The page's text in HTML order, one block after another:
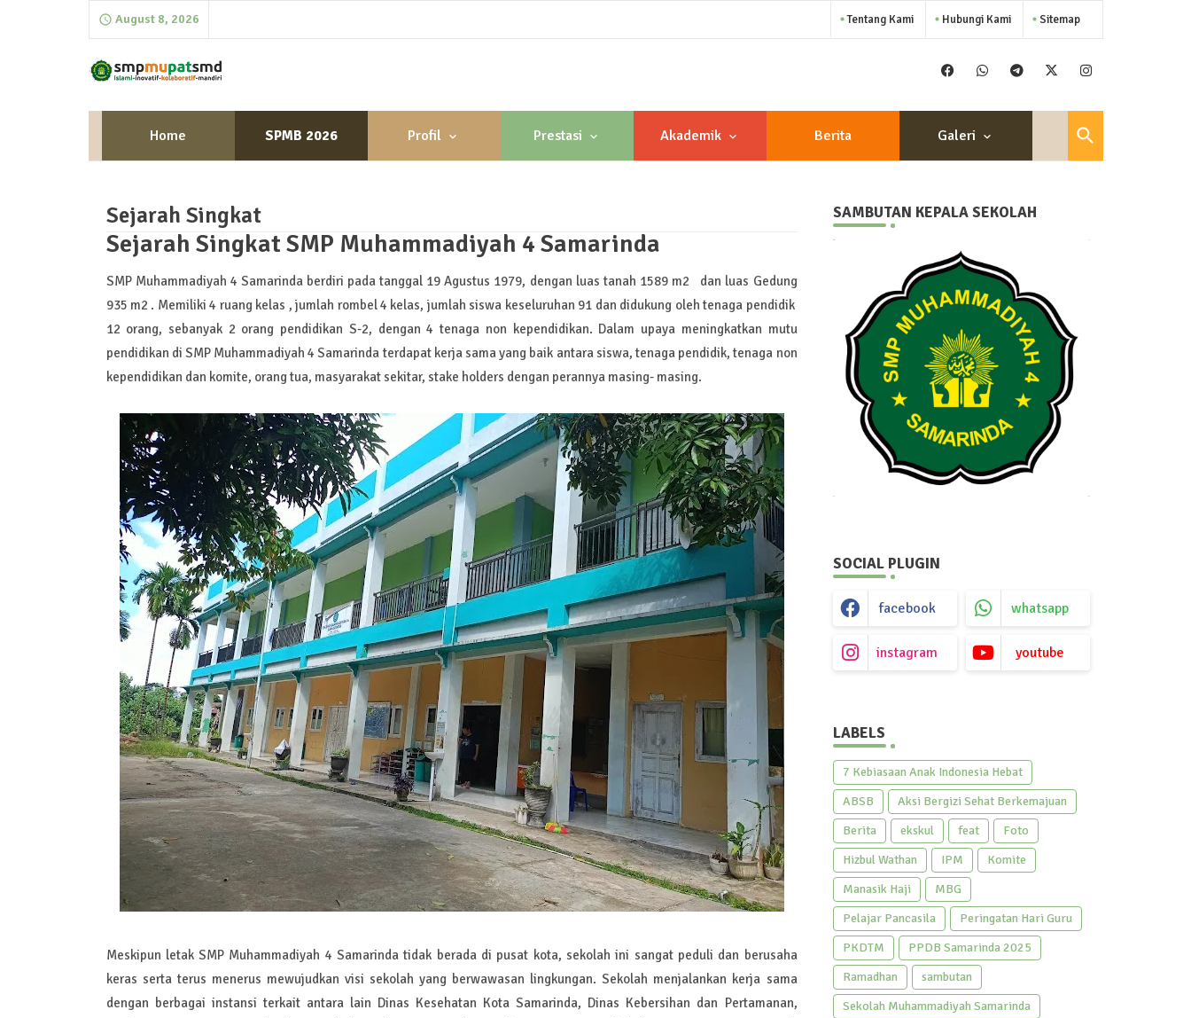
August 8, 2026 Tentang Kami Hubungi Kami Sitemap
Home SPMB 2026 Profil Prestasi Akademik Berita Galeri
Sejarah Singkat
Sejarah Singkat SMP Muhammadiyah 4 Samarinda
SMP Muhammadiyah 4 Samarinda berdiri pada tanggal 19 Agustus 1979, dengan luas tanah 1589 m2 dan luas Gedung
935 m2 . Memiliki 4 ruang kelas , jumlah rombel 4 kelas, jumlah siswa keseluruhan 91 dan didukung oleh tenaga pendidik
12 orang, sebanyak 2 orang pendidikan S-2, dengan 4 tenaga non kependidikan. Dalam upaya meningkatkan mutu
pendidikan di SMP Muhammadiyah 4 Samarinda terdapat kerja sama yang baik antara siswa, tenaga pendidik, tenaga non
kependidikan dan komite, orang tua, masyarakat sekitar, stake holders dengan perannya masing- masing.
Meskipun letak SMP Muhammadiyah 4 Samarinda tidak berada di pusat kota, sekolah ini sangat peduli dan berusaha
keras serta terus menerus mewujudkan visi sekolah yang berwawasan lingkungan. Sekolah menjalankan kerja sama
dengan berbagai instansi terkait antara lain Dinas Kesehatan Kota Samarinda, Dinas Kebersihan dan Pertamanan,
SAMBUTAN KEPALA SEKOLAH
SOCIAL PLUGIN
facebook whatsapp
instagram youtube
LABELS
7 Kebiasaan Anak Indonesia Hebat
ABSB
Aksi Bergizi Sehat Berkemajuan
Berita
ekskul feat
Foto
Hizbul Wathan
IPM
Komite
Manasik Haji
MBG
Pelajar Pancasila
Peringatan Hari Guru
PKDTM
PPDB Samarinda 2025
Ramadhan
sambutan
Sekolah Muhammadiyah Samarinda